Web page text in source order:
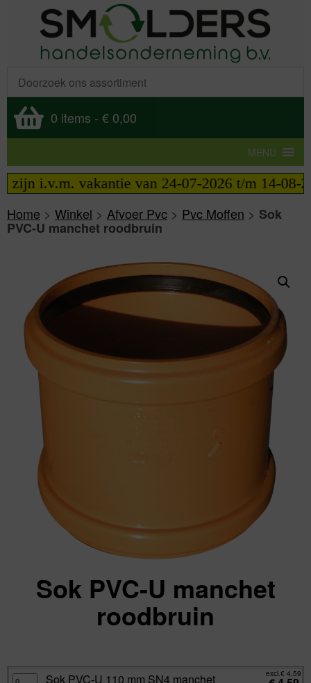
0 items - € 0,00
MENU
vakantie van 24-07-2026 t/m 14-08-
Home > Winkel > Afvoer Pvc > Pvc Moffen > Sok
PVC-U manchet roodbruin
Sok PVC-U manchet
roodbruin
Sok Sok PVC-U 110 mm SN4 manchet excl.€ 4,59